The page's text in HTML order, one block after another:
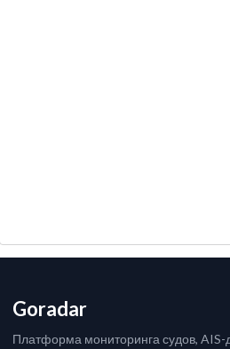
Goradar
Платформа мониторинга судов,